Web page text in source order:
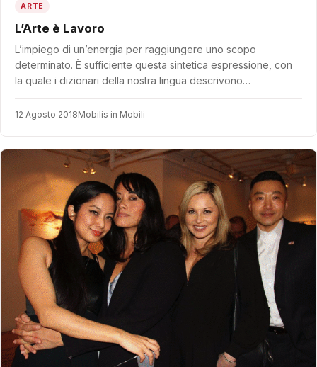
ARTE
L’Arte è Lavoro
L’impiego di un’energia per raggiungere uno scopo
determinato. È sufficiente questa sintetica espressione, con
la quale i dizionari della nostra lingua descrivono…
12 Agosto 2018Mobilis in Mobili